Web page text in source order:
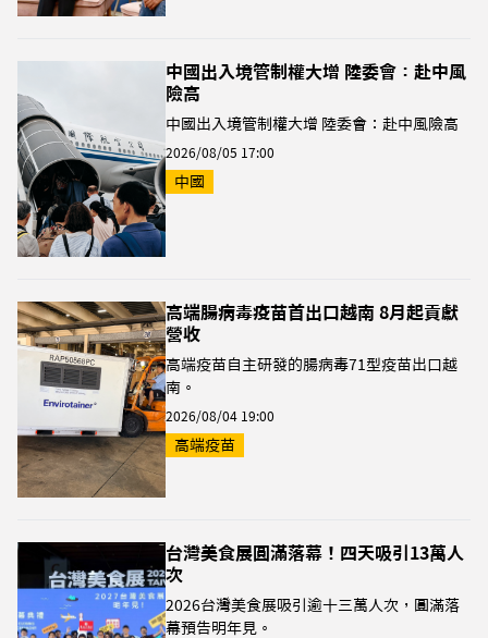
中國出入境管制權大增 陸委會：赴中風
險高
中國出入境管制權大增 陸委會：赴中風險高
2026/08/05 17:00
中國
高端腸病毒疫苗首出口越南 8月起貢獻
營收
高端疫苗自主研發的腸病毒71型疫苗出口越
南。
2026/08/04 19:00
高端疫苗
台灣美食展圓滿落幕！四天吸引13萬人
次
2026台灣美食展吸引逾十三萬人次，圓滿落
幕預告明年見。